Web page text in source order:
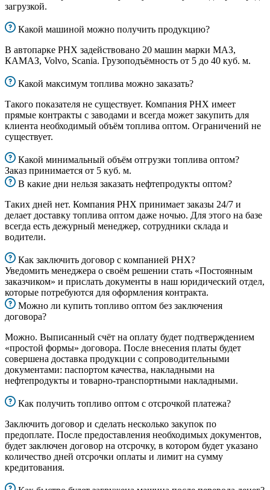
загрузкой.
Какой машиной можно получить продукцию?
В автопарке РНХ задействовано 20 машин марки МАЗ,
КАМАЗ, Volvo, Scania. Грузоподъёмность от 5 до 40 куб. м.
Какой максимум топлива можно заказать?
Такого показателя не существует. Компания РНХ имеет
прямые контракты с заводами и всегда может закупить для
клиента необходимый объём топлива оптом. Ограничений не
существует.
Какой минимальный объём отгрузки топлива оптом?
Заказ принимается от 5 куб. м.
В какие дни нельзя заказать нефтепродукты оптом?
Таких дней нет. Компания РНХ принимает заказы 24/7 и
делает доставку топлива оптом даже ночью. Для этого на базе
всегда есть дежурный менеджер, сотрудники склада и
водители.
Как заключить договор с компанией РНХ?
Уведомить менеджера о своём решении стать «Постоянным
заказчиком» и прислать документы в наш юридический отдел,
которые потребуются для оформления контракта.
Можно ли купить топливо оптом без заключения
договора?
Можно. Выписанный счёт на оплату будет подтверждением
«простой формы» договора. После внесения платы будет
совершена доставка продукции с сопроводительными
документами: паспортом качества, накладными на
нефтепродукты и товарно-транспортными накладными.
Как получить топливо оптом с отсрочкой платежа?
Заключить договор и сделать несколько закупок по
предоплате. После предоставления необходимых документов,
будет заключен договор на отсрочку, в котором будет указано
количество дней отсрочки оплаты и лимит на сумму
кредитования.